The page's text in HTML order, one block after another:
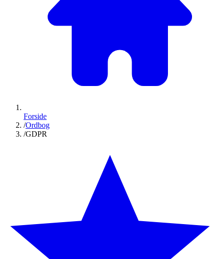
Forside
/Ordbog
/GDPR